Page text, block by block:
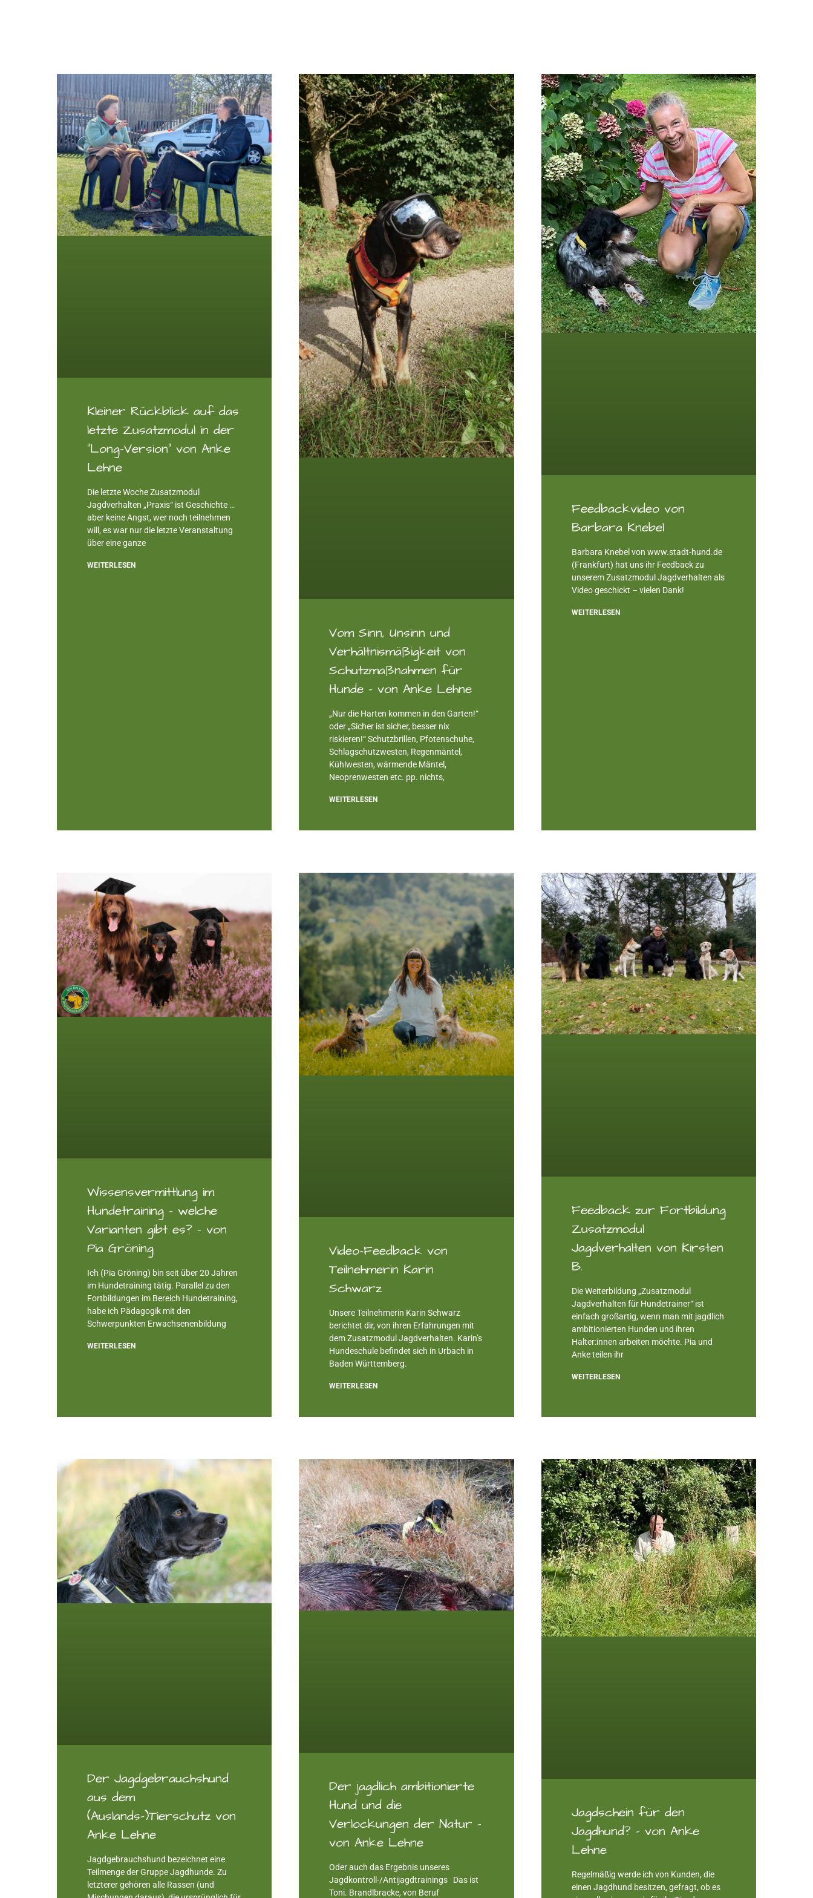
Kleiner Rückblick auf das
letzte Zusatzmodul in der
“Long-Version” von Anke
Lehne
Die letzte Woche Zusatzmodul
Jagdverhalten „Praxis“ ist Geschichte …
aber keine Angst, wer noch teilnehmen
will, es war nur die letzte Veranstaltung
über eine ganze
WEITERLESEN
Vom Sinn, Unsinn und
Verhältnismäßigkeit von
Schutzmaßnahmen für
Hunde – von Anke Lehne
„Nur die Harten kommen in den Garten!“
oder „Sicher ist sicher, besser nix
riskieren!“ Schutzbrillen, Pfotenschuhe,
Schlagschutzwesten, Regenmäntel,
Kühlwesten, wärmende Mäntel,
Neoprenwesten etc. pp. nichts,
WEITERLESEN
Feedbackvideo von
Barbara Knebel
Barbara Knebel von www.stadt-hund.de
(Frankfurt) hat uns ihr Feedback zu
unserem Zusatzmodul Jagdverhalten als
Video geschickt – vielen Dank!
WEITERLESEN
Wissensvermittlung im
Hundetraining – welche
Varianten gibt es? – von
Pia Gröning
Ich (Pia Gröning) bin seit über 20 Jahren
im Hundetraining tätig. Parallel zu den
Fortbildungen im Bereich Hundetraining,
habe ich Pädagogik mit den
Schwerpunkten Erwachsenenbildung
WEITERLESEN
Video-Feedback von
Teilnehmerin Karin
Schwarz
Unsere Teilnehmerin Karin Schwarz
berichtet dir, von ihren Erfahrungen mit
dem Zusatzmodul Jagdverhalten. Karin’s
Hundeschule befindet sich in Urbach in
Baden Württemberg.
WEITERLESEN
Feedback zur Fortbildung
Zusatzmodul
Jagdverhalten von Kirsten
B.
Die Weiterbildung „Zusatzmodul
Jagdverhalten für Hundetrainer“ ist
einfach großartig, wenn man mit jagdlich
ambitionierten Hunden und ihren
Halter:innen arbeiten möchte. Pia und
Anke teilen ihr
WEITERLESEN
Der Jagdgebrauchshund
aus dem
(Auslands-)Tierschutz von
Anke Lehne
Jagdgebrauchshund bezeichnet eine
Teilmenge der Gruppe Jagdhunde. Zu
letzterer gehören alle Rassen (und
Der jagdlich ambitionierte
Hund und die
Verlockungen der Natur –
von Anke Lehne
Oder auch das Ergebnis unseres
Jagdkontroll-/Antijagdtrainings Das ist
Toni. Brandlbracke, von Beruf
Jagdschein für den
Jagdhund? – von Anke
Lehne
Regelmäßig werde ich von Kunden, die
einen Jagdhund besitzen, gefragt, ob es